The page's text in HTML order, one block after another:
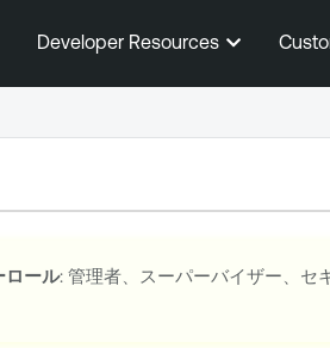
メインコンテンツに移動する
Developer Resources
ロール: 管理者、スーパーバイザー、セ